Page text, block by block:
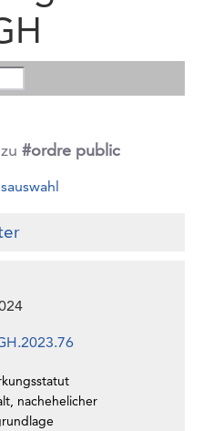
#ordre public
nachehelicher